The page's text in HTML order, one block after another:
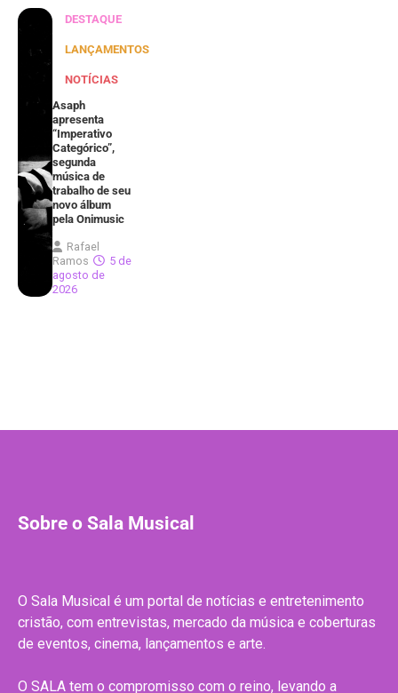
DESTAQUE
LANÇAMENTOS
NOTÍCIAS
Asaph
apresenta
“Imperativo
Categórico”,
segunda
música de
trabalho de seu
novo álbum
pela Onimusic
Rafael
Ramos
5 de
agosto de
2026
Sobre o Sala Musical
O Sala Musical é um portal de notícias e entretenimento
cristão, com entrevistas, mercado da música e coberturas
de eventos, cinema, lançamentos e arte.
O SALA tem o compromisso com o reino, levando a